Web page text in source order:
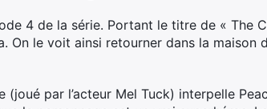
4 de la série. Portant le titre de « The
On le voit ainsi retourner dans la maison
par l’acteur Mel Tuck) interpelle